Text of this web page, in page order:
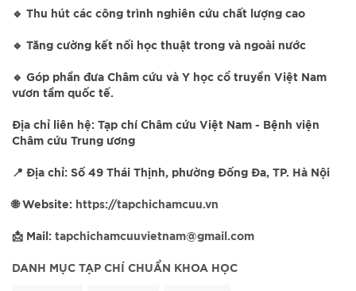
🔹️ Thu hút các công trình nghiên cứu chất lượng cao
🔹️ Tăng cường kết nối học thuật trong và ngoài nước
🔹️ Góp phần đưa Châm cứu và Y học cổ truyền Việt Nam
vươn tầm quốc tế.
Địa chỉ liên hệ: Tạp chí Châm cứu Việt Nam - Bệnh viện
Châm cứu Trung ương
📍 Địa chỉ: Số 49 Thái Thịnh, phường Đống Đa, TP. Hà Nội
🌐 Website: https://tapchichamcuu.vn
📩 Mail: tapchichamcuuvietnam@gmail.com
DANH MỤC TẠP CHÍ CHUẨN KHOA HỌC